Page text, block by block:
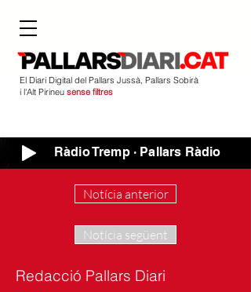
Ràdio Tremp · Pallars Ràdio
El Diari Digital del Pallars Jussà, Pallars Sobirà
i l'Alt Pirineu sense filtres
Notícia anterior
Notícia següent
Redacció Pallars Diari